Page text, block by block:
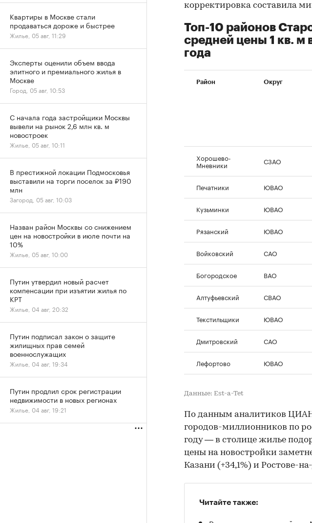
корректировка составила
Топ-10 районов
средней цены 1 кв. м
года
Район Округ
Хорошево-
Мневники СЗАО
Печатники ЮВАО
Кузьминки ЮВАО
Рязанский ЮВАО
Войковский САО
Богородское ВАО
Алтуфьевский СВАО
Текстильщики ЮВАО
Дмитровский САО
Лефортово ЮВАО
Данные: Est-a-Tet
По данным аналитиков
городов-миллионников по
году — в столице жилье
цены на новостройки
Казани (+34,1%) и Ростове-
Читайте также:
Квартиры в Москве стали
продаваться дороже и быстрее
Жилье, 05 авг, 11:29
Эксперты оценили объем ввода
элитного и премиального жилья в
Москве
Город, 05 авг, 10:53
С начала года застройщики Москвы
вывели на рынок 2,6 млн кв. м
новостроек
Жилье, 05 авг, 10:11
В престижной локации Подмосковья
выставили на торги поселок за ₽190
млн
Загород, 05 авг, 10:03
Назван район Москвы со снижением
цен на новостройки в июле почти на
10%
Жилье, 05 авг, 10:00
Путин утвердил новый расчет
компенсации при изъятии жилья по
КРТ
Жилье, 04 авг, 20:32
Путин подписал закон о защите
жилищных прав семей
военнослужащих
Жилье, 04 авг, 19:34
Путин продлил срок регистрации
недвижимости в новых регионах
Жилье, 04 авг, 19:21